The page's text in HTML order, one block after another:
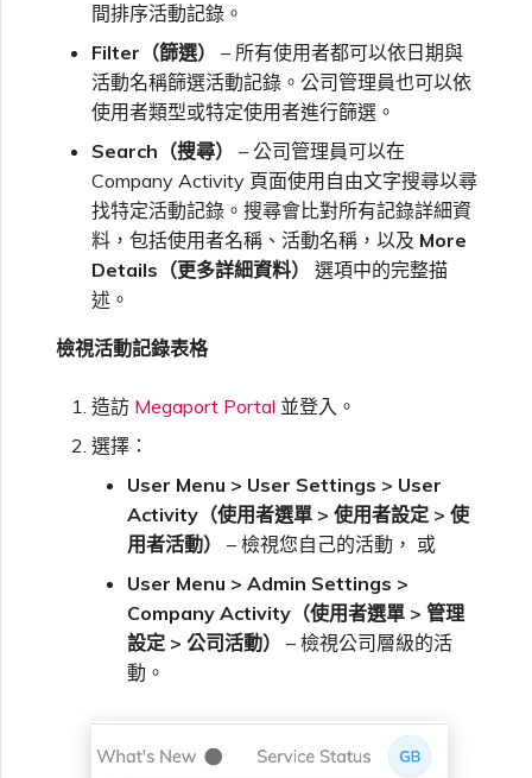
間排序活動記錄。
Filter（篩選）
– 所有使用者都可以依日期與
活動名稱篩選活動記錄。公司管理員也可以依
使用者類型或特定使用者進行篩選。
Search（搜尋）
– 公司管理員可以在
Company Activity 頁面使用自由文字搜尋以尋
找特定活動記錄。搜尋會比對所有記錄詳細資
料，包括使用者名稱、活動名稱，以及 More
Details（更多詳細資料）
選項中的完整描
述。
檢視活動記錄表格
造訪 Megaport Portal 並登入。
選擇：
User Menu > User Settings > User
Activity（使用者選單 > 使用者設定 > 使
用者活動）
– 檢視您自己的活動， 或
User Menu > Admin Settings >
Company Activity（使用者選單 > 管理
設定 > 公司活動）
– 檢視公司層級的活
動。